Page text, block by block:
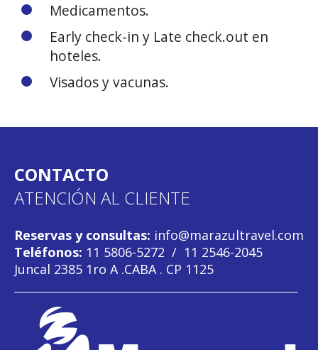
Medicamentos.
Early check-in y Late check.out en
hoteles.
Visados y vacunas.
CONTACTO
ATENCIÓN AL CLIENTE
Reservas y consultas: info@marazultravel.com
Teléfonos: 11 5806-5272 / 11 2546-2045
Juncal 2385 1ro A .CABA . CP 1125